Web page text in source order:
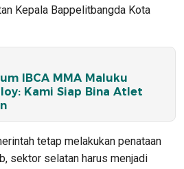
Kepala Bappelitbangda Kota
IBCA MMA Maluku
Kami Siap Bina Atlet
tetap melakukan penataan
sektor selatan harus menjadi